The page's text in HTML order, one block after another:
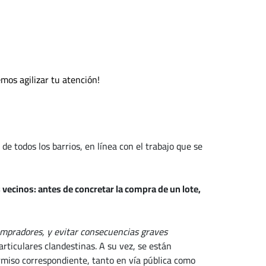
agilizar tu atención!
todos los barrios, en línea con el trabajo que se
antes de concretar la compra de un lote,
y evitar consecuencias graves
clandestinas. A su vez, se están
correspondiente, tanto en vía pública como